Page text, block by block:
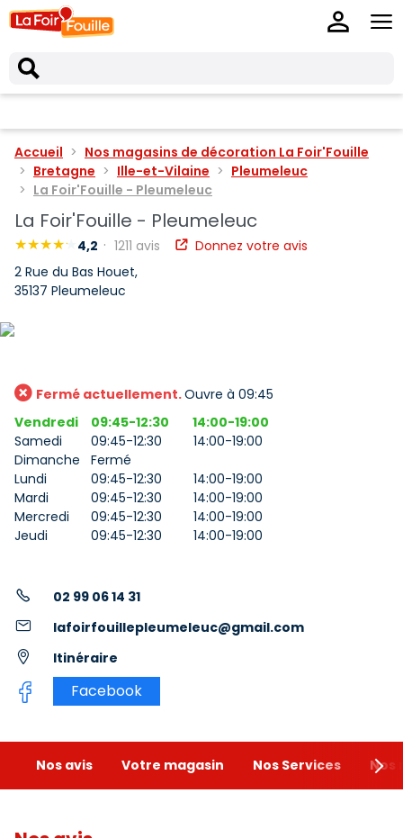
Accueil
Nos magasins de décoration La Foir'Fouille
Bretagne
Ille-et-Vilaine
Pleumeleuc
La Foir'Fouille - Pleumeleuc
La Foir'Fouille - Pleumeleuc
4,2 1211 avis
Donnez votre avis
2 Rue du Bas Houet,
35137 Pleumeleuc
Fermé actuellement.Ouvre à 09:45
Vendredi
09:45-12:30
14:00-19:00
Samedi
09:45-12:30
14:00-19:00
Dimanche
Fermé
Lundi
09:45-12:30
14:00-19:00
Mardi
09:45-12:30
14:00-19:00
Mercredi
09:45-12:30
14:00-19:00
Jeudi
09:45-12:30 14:00-19:00
02 99 06 14 31
lafoirfouillepleumeleuc@gmail.com
Itinéraire
Facebook
Nos avis Votre magasin Nos Services Nos